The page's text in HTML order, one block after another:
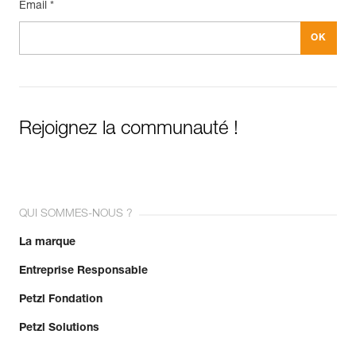
Email *
Rejoignez la communauté !
QUI SOMMES-NOUS ?
La marque
Entreprise Responsable
Petzl Fondation
Petzl Solutions